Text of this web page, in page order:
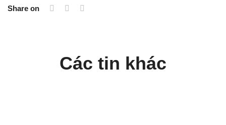
Share on
Các tin khác